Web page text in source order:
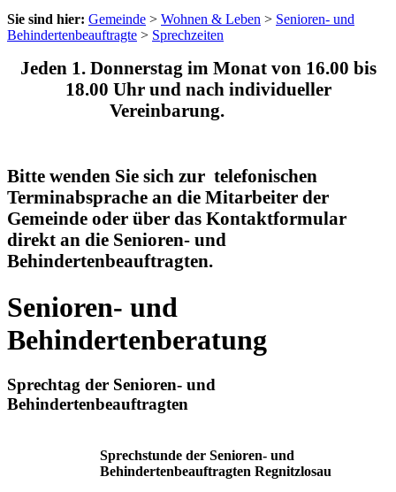
Sie sind hier: Gemeinde > Wohnen & Leben > Senioren- und
Behindertenbeauftragte > Sprechzeiten
Jeden 1. Donnerstag im Monat von 16.00 bis
18.00 Uhr und nach individueller
Vereinbarung.
Bitte wenden Sie sich zur telefonischen
Terminabsprache an die Mitarbeiter der
Gemeinde oder über das Kontaktformular
direkt an die Senioren- und
Behindertenbeauftragten.
Senioren- und
Behindertenberatung
Sprechtag der Senioren- und
Behindertenbeauftragten
Sprechstunde der Senioren- und
Behindertenbeauftragten Regnitzlosau